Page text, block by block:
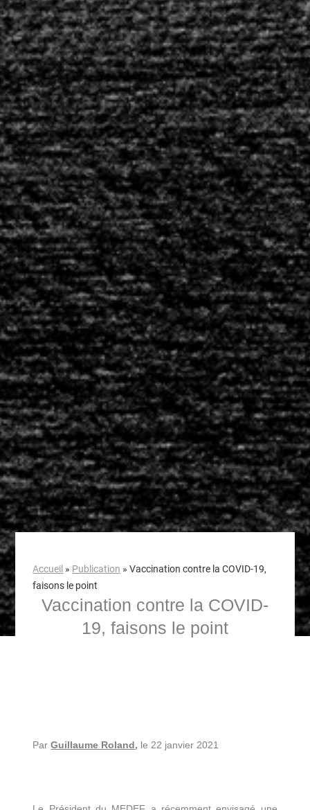
Accueil » Publication »Vaccination contre la COVID-19,
faisons le point
Vaccination contre la COVID-
19, faisons le point
ParGuillaume Roland, le 22 janvier 2021